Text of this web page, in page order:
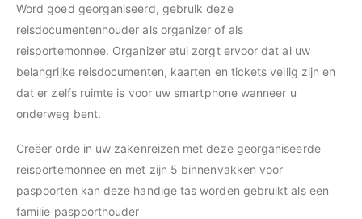
Word goed georganiseerd, gebruik deze
reisdocumentenhouder als organizer of als
reisportemonnee. Organizer etui zorgt ervoor dat al uw
belangrijke reisdocumenten, kaarten en tickets veilig zijn en
dat er zelfs ruimte is voor uw smartphone wanneer u
onderweg bent.
Creëer orde in uw zakenreizen met deze georganiseerde
reisportemonnee en met zijn 5 binnenvakken voor
paspoorten kan deze handige tas worden gebruikt als een
familie paspoorthouder